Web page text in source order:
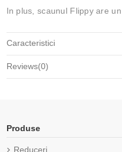
In plus, scaunul Flippy are
Caracteristici
Reviews(0)
Produse
Reduceri